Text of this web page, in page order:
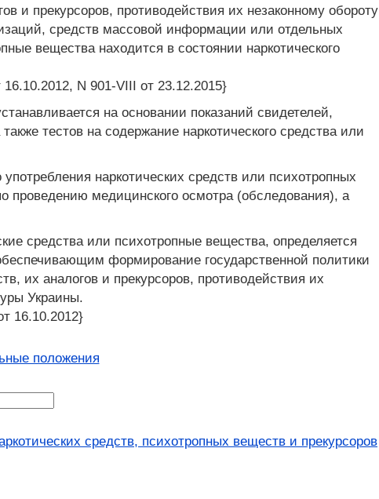
и прекурсоров, противодействия их незаконному обороту
средств массовой информации или отдельных
вещества находится в состоянии наркотического
N 901-VIII от 23.12.2015}
на основании показаний свидетелей,
тестов на содержание наркотического средства или
наркотических средств или психотропных
проведению медицинского осмотра (обследования), а
средства или психотропные вещества, определяется
формирование государственной политики
их аналогов и прекурсоров, противодействия их
Украины.
16.10.2012}
положения
средств, психотропных веществ и прекурсоров